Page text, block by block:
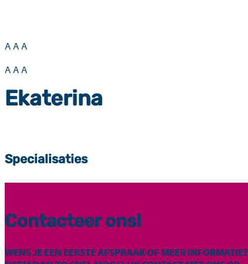
A A A
A A A
Ekaterina
Specialisaties
Contacteer ons!
WENS JE EEN EERSTE AFSPRAAK OF MEER INFORMATIE?